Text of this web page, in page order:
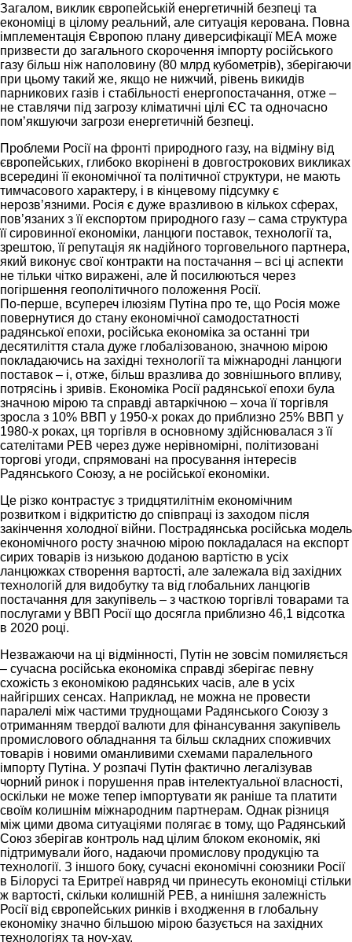
Загалом, виклик європейській енергетичній безпеці та
економіці в цілому реальний, але ситуація керована. Повна
імплементація Європою плану диверсифікації МЕА може
призвести до загального скорочення імпорту російського
газу більш ніж наполовину (80 млрд кубометрів), зберігаючи
при цьому такий же, якщо не нижчий, рівень викидів
парникових газів і стабільності енергопостачання, отже –
не ставлячи під загрозу кліматичні цілі ЄС та одночасно
пом’якшуючи загрози енергетичній безпеці.
Проблеми Росії на фронті природного газу, на відміну від
європейських, глибоко вкорінені в довгострокових викликах
всередині її економічної та політичної структури, не мають
тимчасового характеру, і в кінцевому підсумку є
нерозв’язними. Росія є дуже вразливою в кількох сферах,
пов’язаних з її експортом природного газу – сама структура
її сировинної економіки, ланцюги поставок, технології та,
зрештою, її репутація як надійного торговельного партнера,
який виконує свої контракти на постачання – всі ці аспекти
не тільки чітко виражені, але й посилюються через
погіршення геополітичного положення Росії.
По-перше, всупереч ілюзіям Путіна про те, що Росія може
повернутися до стану економічної самодостатності
радянської епохи, російська економіка за останні три
десятиліття стала дуже глобалізованою, значною мірою
покладаючись на західні технології та міжнародні ланцюги
поставок – і, отже, більш вразлива до зовнішнього впливу,
потрясінь і зривів. Економіка Росії радянської епохи була
значною мірою та справді автаркічною – хоча її торгівля
зросла з 10% ВВП у 1950-х роках до приблизно 25% ВВП у
1980-х роках, ця торгівля в основному здійснювалася з її
сателітами РЕВ через дуже нерівномірні, політизовані
торгові угоди, спрямовані на просування інтересів
Радянського Союзу, а не російської економіки.
Це різко контрастує з тридцятилітнім економічним
розвитком і відкритістю до співпраці із заходом після
закінчення холодної війни. Пострадянська російська модель
економічного росту значною мірою покладалася на експорт
сирих товарів із низькою доданою вартістю в усіх
ланцюжках створення вартості, але залежала від західних
технологій для видобутку та від глобальних ланцюгів
постачання для закупівель – з часткою торгівлі товарами та
послугами у ВВП Росії що досягла приблизно 46,1 відсотка
в 2020 році.
Незважаючи на ці відмінності, Путін не зовсім помиляється
– сучасна російська економіка справді зберігає певну
схожість з економікою радянських часів, але в усіх
найгірших сенсах. Наприклад, не можна не провести
паралелі між частими труднощами Радянського Союзу з
отриманням твердої валюти для фінансування закупівель
промислового обладнання та більш складних споживчих
товарів і новими оманливими схемами паралельного
імпорту Путіна. У розпачі Путін фактично легалізував
чорний ринок і порушення прав інтелектуальної власності,
оскільки не може тепер імпортувати як раніше та платити
своїм колишнім міжнародним партнерам. Однак різниця
між цими двома ситуаціями полягає в тому, що Радянський
Союз зберігав контроль над цілим блоком економік, які
підтримували його, надаючи промислову продукцію та
технології. З іншого боку, сучасні економічні союзники Росії
в Білорусі та Еритреї навряд чи принесуть економіці стільки
ж вартості, скільки колишній РЕВ, а нинішня залежність
Росії від європейських ринків і входження в глобальну
економіку значно більшою мірою базується на західних
технологіях та ноу-хау.